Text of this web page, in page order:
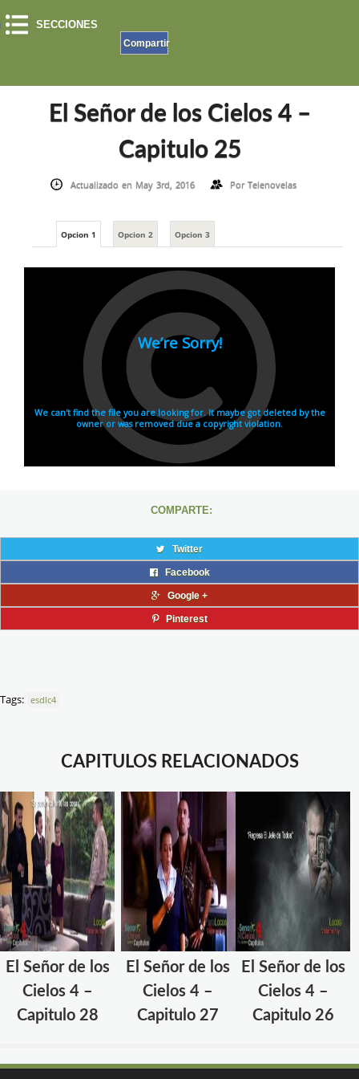
SECCIONES
Compartir
EL SEÑOR DE LOS CIELOS»EL SEÑOR DE LOS CIELOS 4
El Señor de los Cielos 4 –
Capitulo 25
Actualizado en May 3rd, 2016 PorTelenovelas
Opcion 1 Opcion 2 Opcion 3
COMPARTE:
Twitter
Facebook
Google +
Pinterest
Tags: esdlc4
CAPITULOS RELACIONADOS
El Señor de los
Cielos 4 –
Capitulo 28
El Señor de los
Cielos 4 –
Capitulo 27
El Señor de los
Cielos 4 –
Capitulo 26